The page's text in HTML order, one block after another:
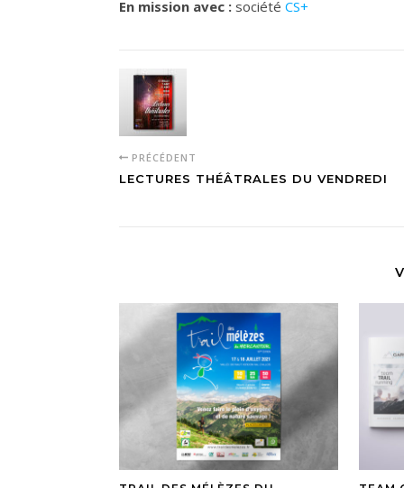
En mission avec : société CS+
PRÉCÉDENT
LECTURES THÉÂTRALES DU VENDREDI